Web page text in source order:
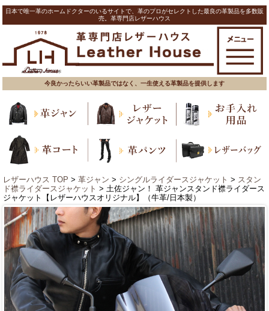
日本で唯一革のホームドクターのいるサイトで、革のプロがセレクトした最良の革製品を多数販
売。革専門店レザーハウス
今良かったらいい革製品ではなく、一生使える革製品を提供します
レザーハウス TOP > 革ジャン > シングルライダースジャケット > スタン
ド襟ライダースジャケット > 土佐ジャン！ 革ジャンスタンド襟ライダース
ジャケット【レザーハウスオリジナル】（牛革/日本製）